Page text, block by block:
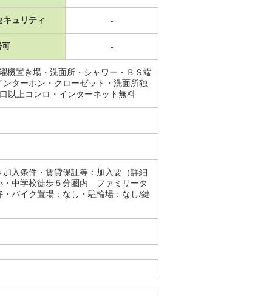
キュリティ -
可 -
機置き場・洗面所・シャワー・ＢＳ端
ターホン・クローゼット・洗面所独
以上コンロ・インターネット無料
入条件・賃貸保証等：加入要（詳細
・中学校徒歩５分圏内 ファミリータ
バイク置場：なし・駐輪場：なし/鍵